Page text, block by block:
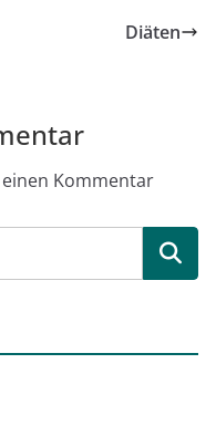
Diäten
Kommentar